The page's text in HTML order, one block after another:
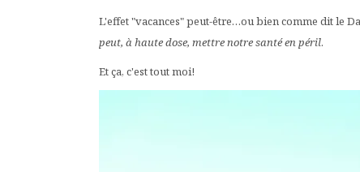
L'effet "vacances" peut-être…ou bien comme dit le
peut, à haute dose, mettre notre santé en péril.
Et ça, c'est tout moi!